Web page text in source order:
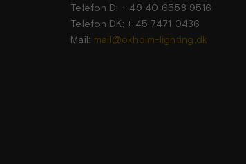
Telefon D: + 49 40 6558 9516
Telefon DK: + 45 7471 0436
Mail: mail@okholm-lighting.dk